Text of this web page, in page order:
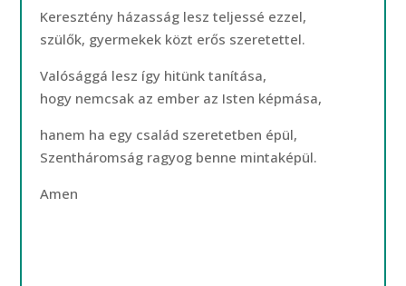
Keresztény házasság lesz teljessé ezzel,
szülők, gyermekek közt erős szeretettel.
Valósággá lesz így hitünk tanítása,
hogy nemcsak az ember az Isten képmása,
hanem ha egy család szeretetben épül,
Szentháromság ragyog benne mintaképül.
Amen